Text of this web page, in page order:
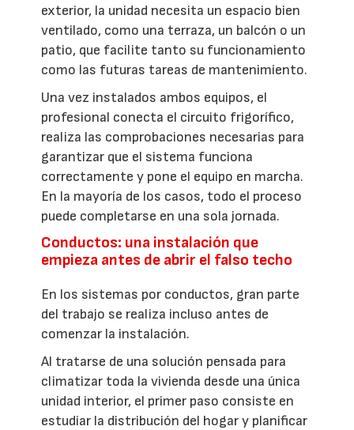
exterior, la unidad necesita un espacio bien
ventilado, como una terraza, un balcón o un
patio, que facilite tanto su funcionamiento
como las futuras tareas de mantenimiento.
Una vez instalados ambos equipos, el
profesional conecta el circuito frigorífico,
realiza las comprobaciones necesarias para
garantizar que el sistema funciona
correctamente y pone el equipo en marcha.
En la mayoría de los casos, todo el proceso
puede completarse en una sola jornada.
Conductos: una instalación que
empieza antes de abrir el falso techo
En los sistemas por conductos, gran parte
del trabajo se realiza incluso antes de
comenzar la instalación.
Al tratarse de una solución pensada para
climatizar toda la vivienda desde una única
unidad interior, el primer paso consiste en
estudiar la distribución del hogar y planificar